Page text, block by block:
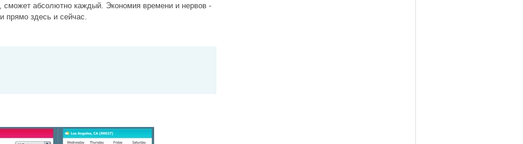
сможет абсолютно каждый. Экономия времени и нервов -
прямо здесь и сейчас.